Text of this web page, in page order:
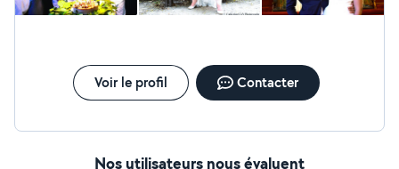
Voir le profil Contacter
Nos utilisateurs nous évaluent